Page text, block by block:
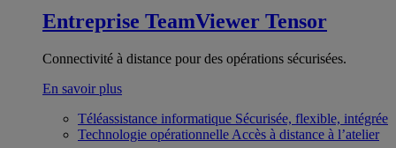
Entreprise TeamViewer Tensor
Connectivité à distance pour des opérations sécurisées.
En savoir plus
Téléassistance informatique Sécurisée, flexible, intégrée
Technologie opérationnelle Accès à distance à l’atelier